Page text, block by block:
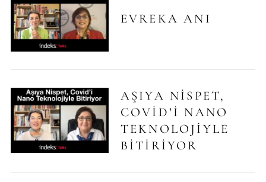
EVREKA ANI
AŞIYA NISPET,
COVID’I NANO
TEKNOLOJIYLE
BITIRIYOR